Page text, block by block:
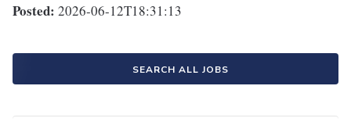
Posted: 2026-06-12T18:31:13
SEARCH ALL JOBS